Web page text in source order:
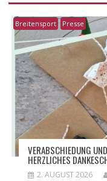
Breitensport Presse
VERABSCHIEDUNG
HERZLICHES
2. AUGUST 2026